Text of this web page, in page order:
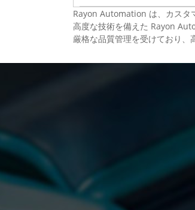
Rayon Automation は、カスタ
高度な技術を備えた Rayon
厳格な品質管理を受けており、